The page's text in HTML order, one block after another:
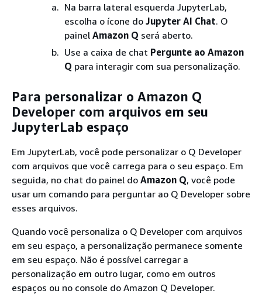
Na barra lateral esquerda JupyterLab,
escolha o ícone do Jupyter AI Chat. O
painel Amazon Q será aberto.
Use a caixa de chat Pergunte ao Amazon
Q para interagir com sua personalização.
Para personalizar o Amazon Q
Developer com arquivos em seu
JupyterLab espaço
Em JupyterLab, você pode personalizar o Q Developer
com arquivos que você carrega para o seu espaço. Em
seguida, no chat do painel do Amazon Q, você pode
usar um comando para perguntar ao Q Developer sobre
esses arquivos.
Quando você personaliza o Q Developer com arquivos
em seu espaço, a personalização permanece somente
em seu espaço. Não é possível carregar a
personalização em outro lugar, como em outros
espaços ou no console do Amazon Q Developer.